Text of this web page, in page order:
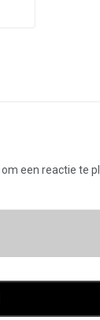
om een reactie te